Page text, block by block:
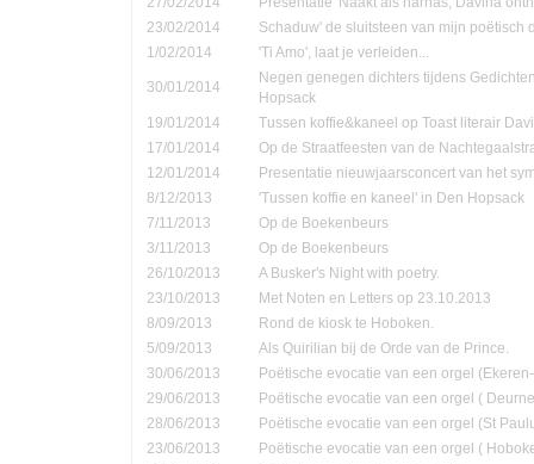
23/02/2014
Schaduw' de sluitsteen van mijn poëtisch
1/02/2014
'Ti Amo', laat je verleiden...
30/01/2014
Negen genegen dichters tijdens
Hopsack
19/01/2014
Tussen koffie&kaneel op Toast literair
17/01/2014
Op de Straatfeesten van de
12/01/2014
Presentatie nieuwjaarsconcert van het
8/12/2013
'Tussen koffie en kaneel' in Den Hopsack
7/11/2013
Op de Boekenbeurs
3/11/2013
Op de Boekenbeurs
26/10/2013
A Busker's Night with poetry.
23/10/2013
Met Noten en Letters op 23.10.2013
8/09/2013
Rond de kiosk te Hoboken.
5/09/2013
Als Quirilian bij de Orde van de Prince.
30/06/2013
Poëtische evocatie van een orgel
29/06/2013
Poëtische evocatie van een orgel (
28/06/2013
Poëtische evocatie van een orgel (St
23/06/2013
Poëtische evocatie van een orgel (